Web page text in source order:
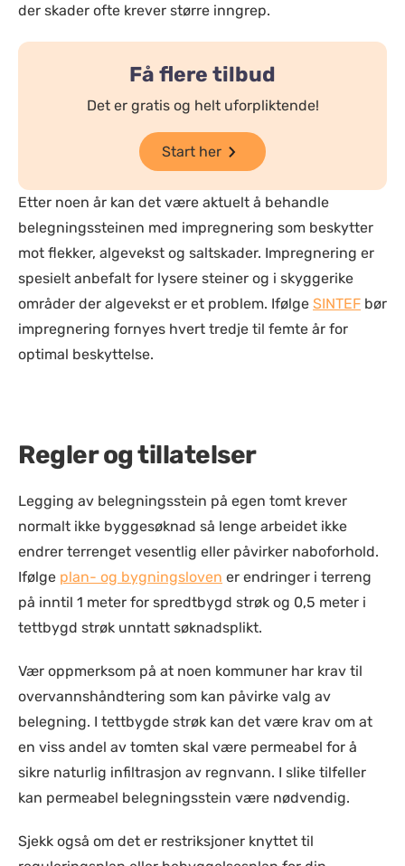
der skader ofte krever større inngrep.
Få flere tilbud
Det er gratis og helt uforpliktende!
Start her
Etter noen år kan det være aktuelt å behandle
belegningssteinen med impregnering som beskytter
mot flekker, algevekst og saltskader. Impregnering er
spesielt anbefalt for lysere steiner og i skyggerike
områder der algevekst er et problem. Ifølge SINTEF bør
impregnering fornyes hvert tredje til femte år for
optimal beskyttelse.
Regler og tillatelser
Legging av belegningsstein på egen tomt krever
normalt ikke byggesøknad så lenge arbeidet ikke
endrer terrenget vesentlig eller påvirker naboforhold.
Ifølge plan- og bygningsloven er endringer i terreng
på inntil 1 meter for spredtbygd strøk og 0,5 meter i
tettbygd strøk unntatt søknadsplikt.
Vær oppmerksom på at noen kommuner har krav til
overvannshåndtering som kan påvirke valg av
belegning. I tettbygde strøk kan det være krav om at
en viss andel av tomten skal være permeabel for å
sikre naturlig infiltrasjon av regnvann. I slike tilfeller
kan permeabel belegningsstein være nødvendig.
Sjekk også om det er restriksjoner knyttet til